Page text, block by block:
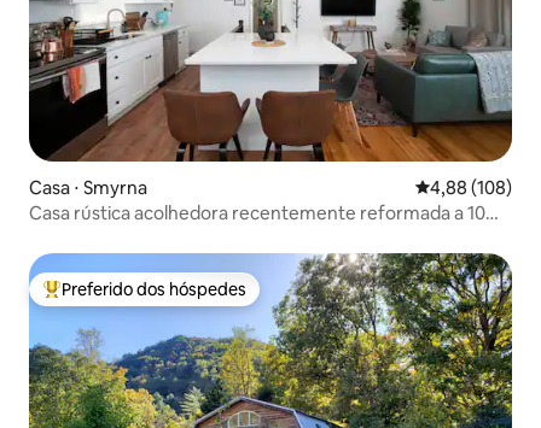
Casa ⋅ Smyrna 4,88 de uma
4,88 (108)
Casa rústica acolhedora recentemente reformada a 10
Entre os melhores preferidos dos hóspedes
Preferido dos hóspedes